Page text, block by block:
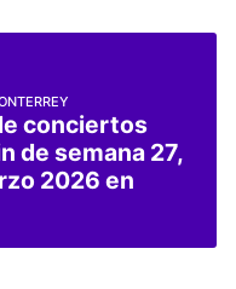
conciertos
de semana 27,
2026 en